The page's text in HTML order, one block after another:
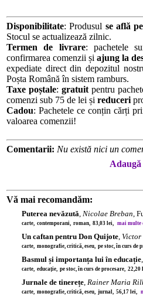
Disponibilitate: Produsul se află
Stocul se actualizează zilnic.
Termen de livrare: pachetele
confirmarea comenzii șiajung la
expediate direct din depozitul
Poșta Română în sistem ramburs.
Taxe poștale: gratuitpentru
comenzi sub 75 de lei și reduceri
Cadou: Pachetele ce conțin cărți
valoarea comenzii!
Comentarii: Nu există nici un
Vă mai recomandăm:
Puterea nevăzută, Nicolae Breban,
carte, contemporani, roman, 83,03 lei, mai multe
Un caftan pentru Don Quijote, Victor
carte, monografie, critică, eseu, pe stoc, în curs de
Basmul și importanța lui în educație
carte, educație, pe stoc, în curs de procesare,
Jurnale de tinerețe, Rainer Maria
carte, monografie, critică, eseu, jurnal, 56,17 lei,